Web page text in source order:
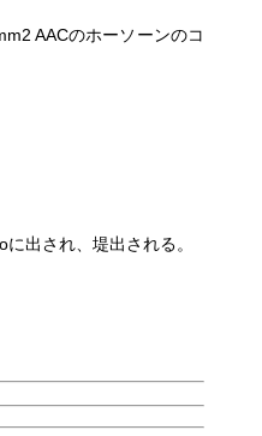
AACのホーソーンのコ
出され、堤出される。